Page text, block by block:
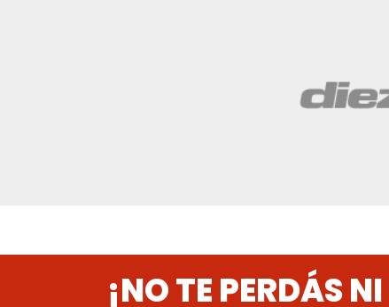
¡NO TE PERDÁS